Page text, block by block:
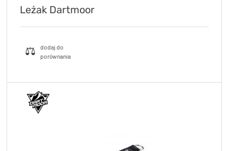
Leżak Dartmoor